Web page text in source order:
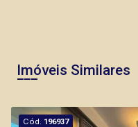
Imóveis Similares
Cód. 196937